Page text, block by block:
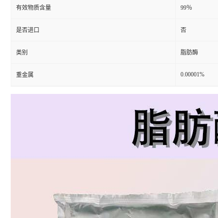
有效物质含量 99％
是否进口 否
类别 脂肪酶
重金属 0.00001%